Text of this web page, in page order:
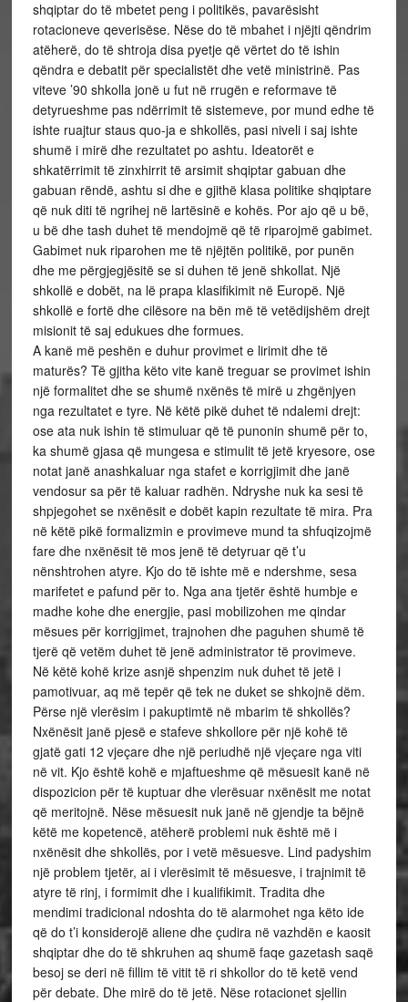
shqiptar do të mbetet peng i politikës, pavarësisht
rotacioneve qeverisëse. Nëse do të mbahet i njëjti qëndrim
atëherë, do të shtroja disa pyetje që vërtet do të ishin
qëndra e debatit për specialistët dhe vetë ministrinë. Pas
viteve ’90 shkolla jonë u fut në rrugën e reformave të
detyrueshme pas ndërrimit të sistemeve, por mund edhe të
ishte ruajtur staus quo-ja e shkollës, pasi niveli i saj ishte
shumë i mirë dhe rezultatet po ashtu. Ideatorët e
shkatërrimit të zinxhirrit të arsimit shqiptar gabuan dhe
gabuan rëndë, ashtu si dhe e gjithë klasa politike shqiptare
që nuk diti të ngrihej në lartësinë e kohës. Por ajo që u bë,
u bë dhe tash duhet të mendojmë që të riparojmë gabimet.
Gabimet nuk riparohen me të njëjtën politikë, por punën
dhe me përgjegjësitë se si duhen të jenë shkollat. Një
shkollë e dobët, na lë prapa klasifikimit në Europë. Një
shkollë e fortë dhe cilësore na bën më të vetëdijshëm drejt
misionit të saj edukues dhe formues.
A kanë më peshën e duhur provimet e lirimit dhe të
maturës? Të gjitha këto vite kanë treguar se provimet ishin
një formalitet dhe se shumë nxënës të mirë u zhgënjyen
nga rezultatet e tyre. Në këtë pikë duhet të ndalemi drejt:
ose ata nuk ishin të stimuluar që të punonin shumë për to,
ka shumë gjasa që mungesa e stimulit të jetë kryesore, ose
notat janë anashkaluar nga stafet e korrigjimit dhe janë
vendosur sa për të kaluar radhën. Ndryshe nuk ka sesi të
shpjegohet se nxënësit e dobët kapin rezultate të mira. Pra
në këtë pikë formalizmin e provimeve mund ta shfuqizojmë
fare dhe nxënësit të mos jenë të detyruar që t’u
nënshtrohen atyre. Kjo do të ishte më e ndershme, sesa
marifetet e pafund për to. Nga ana tjetër është humbje e
madhe kohe dhe energjie, pasi mobilizohen me qindar
mësues për korrigjimet, trajnohen dhe paguhen shumë të
tjerë që vetëm duhet të jenë administrator të provimeve.
Në këtë kohë krize asnjë shpenzim nuk duhet të jetë i
pamotivuar, aq më tepër që tek ne duket se shkojnë dëm.
Përse një vlerësim i pakuptimtë në mbarim të shkollës?
Nxënësit janë pjesë e stafeve shkollore për një kohë të
gjatë gati 12 vjeçare dhe një periudhë një vjeçare nga viti
në vit. Kjo është kohë e mjaftueshme që mësuesit kanë në
dispozicion për të kuptuar dhe vlerësuar nxënësit me notat
që meritojnë. Nëse mësuesit nuk janë në gjendje ta bëjnë
këtë me kopetencë, atëherë problemi nuk është më i
nxënësit dhe shkollës, por i vetë mësuesve. Lind padyshim
një problem tjetër, ai i vlerësimit të mësuesve, i trajnimit të
atyre të rinj, i formimit dhe i kualifikimit. Tradita dhe
mendimi tradicional ndoshta do të alarmohet nga këto ide
që do t’i konsiderojë aliene dhe çudira në vazhdën e kaosit
shqiptar dhe do të shkruhen aq shumë faqe gazetash saqë
besoj se deri në fillim të vitit të ri shkollor do të ketë vend
për debate. Dhe mirë do të jetë. Nëse rotacionet sjellin